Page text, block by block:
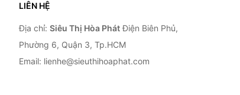
LIÊN HỆ
Địa chỉ: Siêu Thị Hòa PhátĐiện Biên Phủ,
Phường 6, Quận 3, Tp.HCM
Email: lienhe@sieuthihoaphat.com